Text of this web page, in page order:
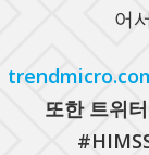
어
또한 트위